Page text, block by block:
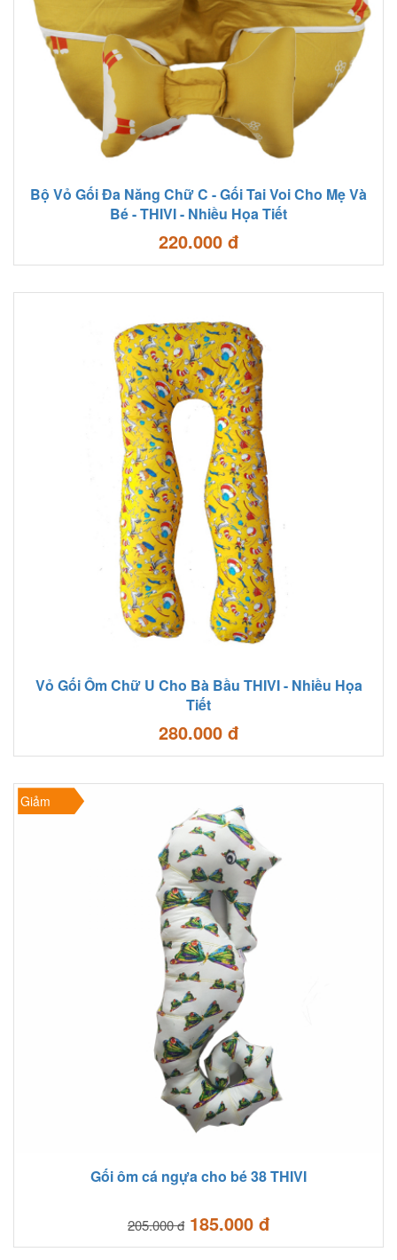
Bộ Vỏ Gối Đa Năng Chữ C - Gối Tai Voi Cho Mẹ Và
Bé - THIVI - Nhiều Họa Tiết
220.000 đ
Vỏ Gối Ôm Chữ U Cho Bà Bầu THIVI - Nhiều Họa
Tiết
280.000 đ
Giảm
Gối ôm cá ngựa cho bé 38 THIVI
205.000 đ185.000 đ